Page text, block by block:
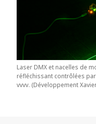
Laser DMX et nacelles de
réfléchissant contrôlées
vvvv. (Développement